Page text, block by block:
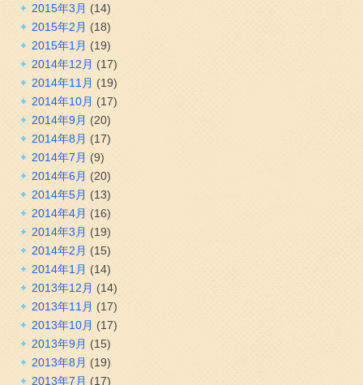
2015年3月 (14)
2015年2月 (18)
2015年1月 (19)
2014年12月 (17)
2014年11月 (19)
2014年10月 (17)
2014年9月 (20)
2014年8月 (17)
2014年7月 (9)
2014年6月 (20)
2014年5月 (13)
2014年4月 (16)
2014年3月 (19)
2014年2月 (15)
2014年1月 (14)
2013年12月 (14)
2013年11月 (17)
2013年10月 (17)
2013年9月 (15)
2013年8月 (19)
2013年7月 (17)